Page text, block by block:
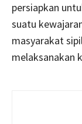
persiapkan
suatu
masyarakat
melaksanakan